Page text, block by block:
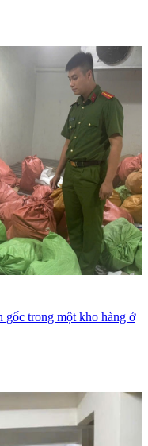
gốc trong một kho hàng ở